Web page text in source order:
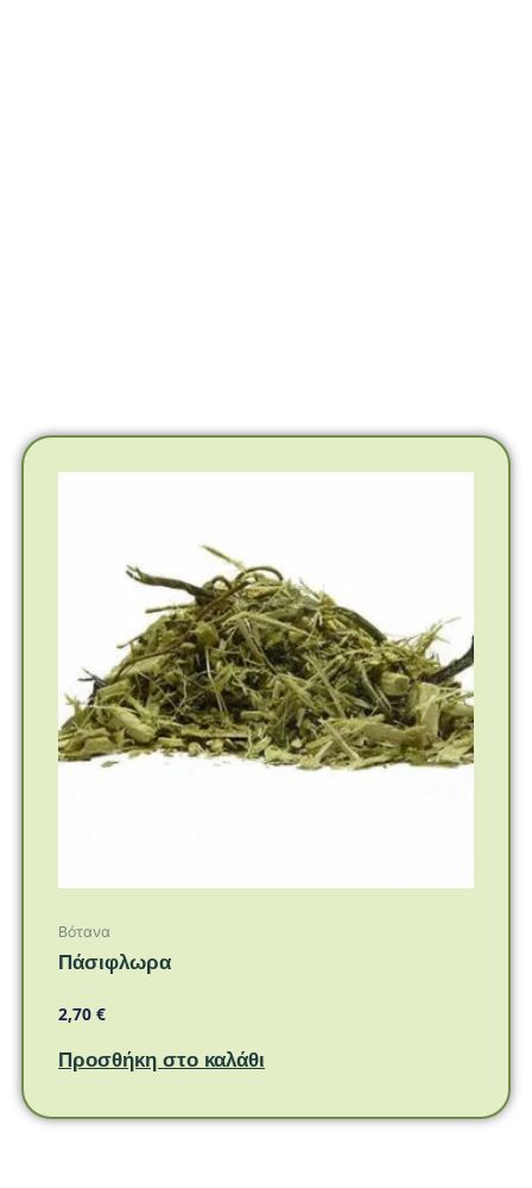
Βότανα
Πάσιφλωρα
2,70€
Προσθήκη στο καλάθι